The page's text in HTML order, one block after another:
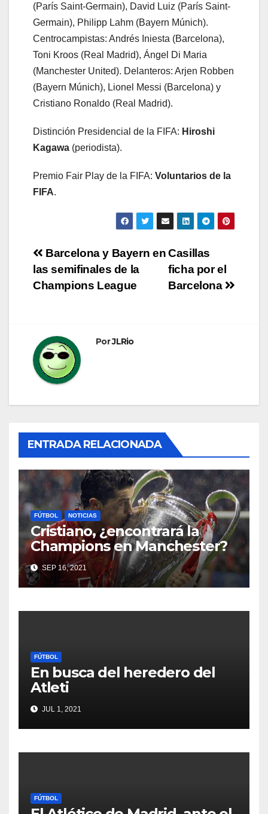
(París Saint-Germain), David Luiz (París Saint-
Germain), Philipp Lahm (Bayern Múnich).
Centrocampistas: Andrés Iniesta (Barcelona),
Toni Kroos (Real Madrid), Ángel Di Maria
(Manchester United). Delanteros: Arjen Robben
(Bayern Múnich), Lionel Messi (Barcelona) y
Cristiano Ronaldo (Real Madrid).
Distinción Presidencial de la FIFA: Hiroshi
Kagawa (periodista).
Premio Fair Play de la FIFA: Voluntarios de la
FIFA.
Navegación
de
Casillas
ficha por el
Barcelona
Barcelona y Bayern en
las semifinales de la
Champions League
PorJLRio
ENTRADA RELACIONADA
FÚTBOL NOTICIAS
Cristiano, ¿encontrará la
Champions en Manchester?
SEP 16, 2021
FÚTBOL
En busca del heredero del
Atleti
JUL 1, 2021
FÚTBOL